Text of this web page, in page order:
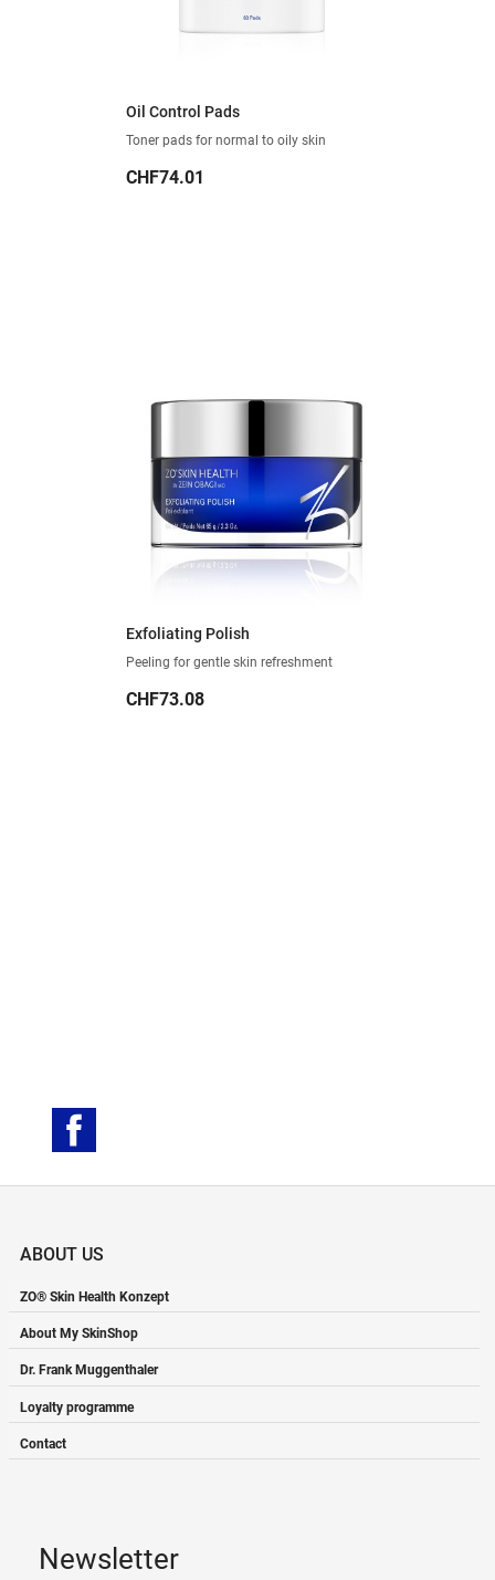
Oil Control Pads
Toner pads for normal to oily skin
Price
CHF74.01
Exfoliating Polish
Peeling for gentle skin refreshment
Price
CHF73.08
ABOUT US
ZO® Skin Health Konzept
About My SkinShop
Dr. Frank Muggenthaler
Loyalty programme
Contact
Newsletter